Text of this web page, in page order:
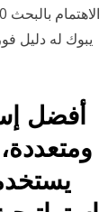
أفضل